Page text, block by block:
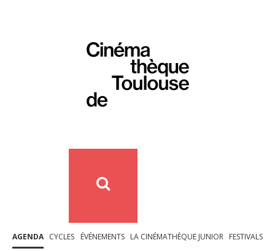
AGENDA CYCLES ÉVÉNEMENTS LA CINÉMATHÈQUE JUNIOR FESTIVALS